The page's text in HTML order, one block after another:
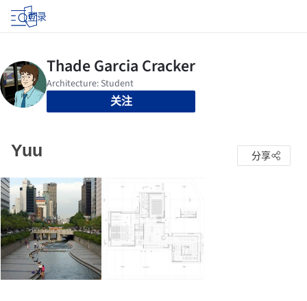
登录
关注
Yuu 分享